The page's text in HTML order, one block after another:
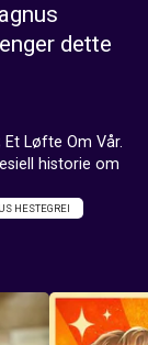
dette
Løfte Om Vår.
historie om
HESTEGREI